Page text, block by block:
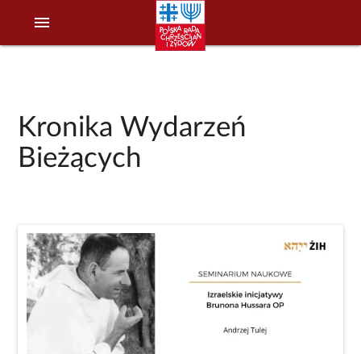
menu
Kronika Wydarzeń
Bieżących